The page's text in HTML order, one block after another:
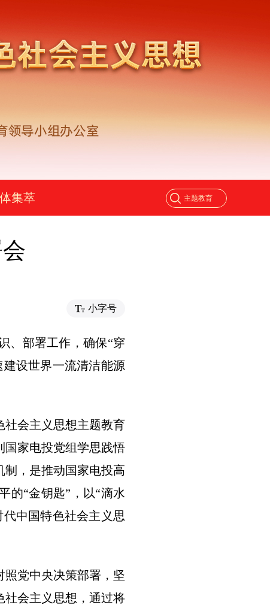
集萃
小字号
、部署工作，确保“穿
设世界一流清洁能源
社会主义思想主题教育
国家电投党组学思践悟
，是推动国家电投高
的“金钥匙”，以“滴水
中国特色社会主义思
党中央决策部署，坚
社会主义思想，通过将